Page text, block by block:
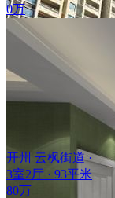
0万
开州 云枫街道 ·
3室2厅 · 93平米
80万